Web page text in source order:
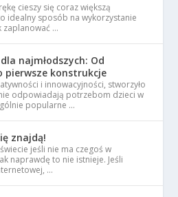
cieszy się coraz większą
idealny sposób na wykorzystanie
zaplanować …
najmłodszych: Od
pierwsze konstrukcje
i innowacyjności, stworzyło
odpowiadają potrzebom dzieci w
popularne …
znajdą!
jeśli nie ma czegoś w
naprawdę to nie istnieje. Jeśli
…